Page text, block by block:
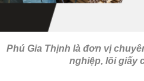
Phú Gia Thịnh là đơn vị
nghiệp, lõi giấy